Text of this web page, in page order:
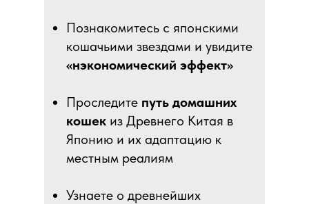
Познакомитесь с японскими
кошачьими звездами и увидите
«нэкономический эффект»
Проследите путь домашних
кошек из Древнего Китая в
Японию и их адаптацию к
местным реалиям
Узнаете о древнейших